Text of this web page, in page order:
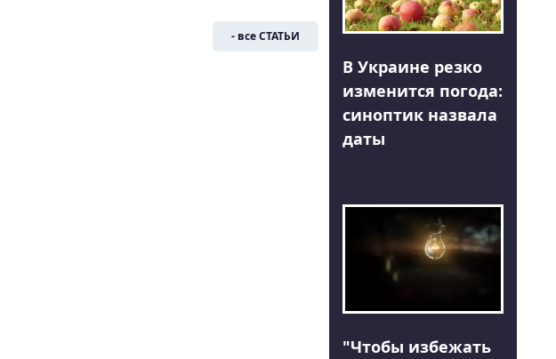
- все СТАТЬИ
В Украине резко
изменится погода:
синоптик назвала
даты
"Чтобы избежать